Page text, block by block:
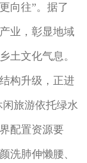
向往”。据了
业，彰显地域
土文化气息。
构升级，正进
闲旅游依托绿水
配置资源要
洗肺伸懒腰、